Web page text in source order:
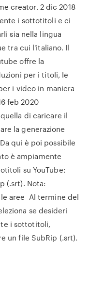
creator. 2 dic 2018
i sottotitoli e ci
sia nella lingua
tra cui l'italiano. Il
offre la
per i titoli, le
i video in maniera
feb 2020
di caricare il
la generazione
qui è poi possibile
è ampiamente
su YouTube:
(.srt). Nota:
aree Al termine del
se desideri
i sottotitoli,
un file SubRip (.srt).